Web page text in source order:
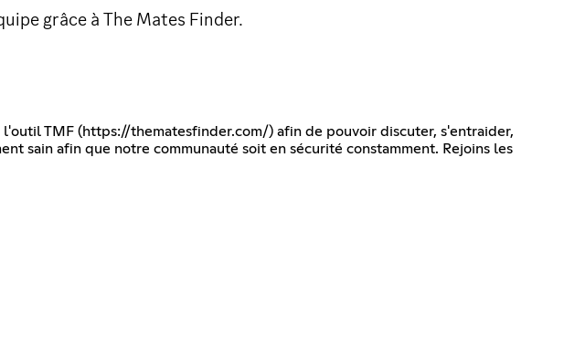
grâce à The Mates Finder.
l'outil TMF (https://thematesfinder.com/) afin de pouvoir discuter, s'entraider,
sain afin que notre communauté soit en sécurité constamment. Rejoins les